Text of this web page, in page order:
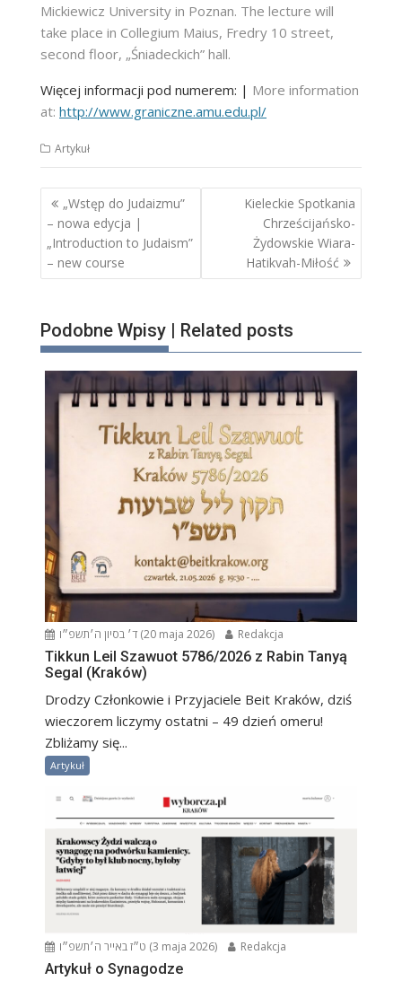
Mickiewicz University in Poznan. The lecture will
take place in Collegium Maius, Fredry 10 street,
second floor, „Śniadeckich” hall.
Więcej informacji pod numerem: | More information
at: http://www.graniczne.amu.edu.pl/
Artykuł
Nawigacja
wpisu
„Wstęp do Judaizmu”
– nowa edycja |
„Introduction to Judaism”
– new course
Kieleckie Spotkania
Chrześcijańsko-
Żydowskie Wiara-
Hatikvah-Miłość
Podobne Wpisy | Related posts
ד׳ בסיון ה׳תשפ״ו (20 maja 2026) Redakcja
Tikkun Leil Szawuot 5786/2026 z Rabin Tanyą
Segal (Kraków)
Drodzy Członkowie i Przyjaciele Beit Kraków, dziś
wieczorem liczymy ostatni – 49 dzień omeru!
Zbliżamy się...
Artykuł
ט״ז באייר ה׳תשפ״ו (3 maja 2026) Redakcja
Artykuł o Synagodze